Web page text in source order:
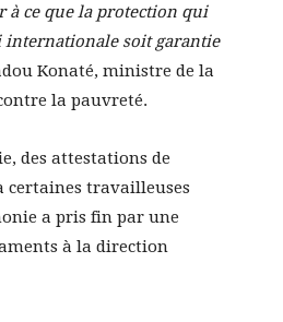
à ce que la protection qui
soit garantie
Konaté, ministre de la
la pauvreté.
des attestations de
certaines travailleuses
a pris fin par une
à la direction